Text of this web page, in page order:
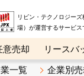
リビン・テクノロジー
場）が運営するサービ
意売却 リースバ
ンパニー オンラ
一覧 企業別